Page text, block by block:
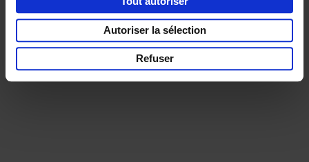
Autoriser la sélection
Refuser